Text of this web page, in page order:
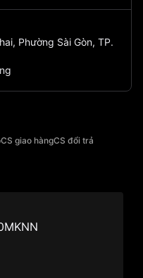
Phường Sài Gòn, TP.
CS giao hàngCS đổi trả